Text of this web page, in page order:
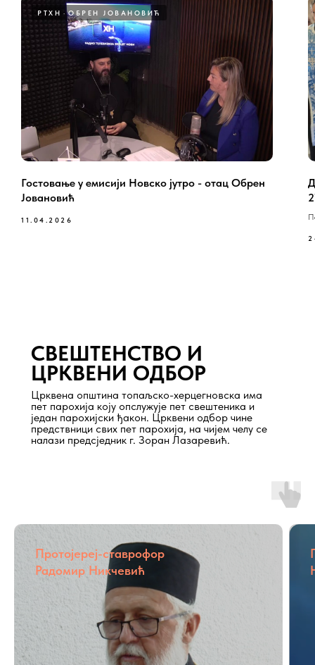
РТХН ОБРЕН ЈОВАНОВИЋ
Гостовање у емисији Новско јутро - отац Обрен
Јовановић
11.04.2026
СВЕШТЕНСТВО И
ЦРКВЕНИ ОДБОР
Црквена општина топаљско-херцегновска има
пет парохија коју опслужује пет свештеника и
један парохијски ђакон. Црквени одбор чине
предствници свих пет парохија, на чијем челу се
налази предсједник г. Зоран Лазаревић.
Протојереј-ставрофор
Радомир Никчевић